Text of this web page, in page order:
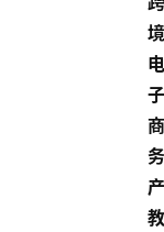
境
电
子
商
务
产
教